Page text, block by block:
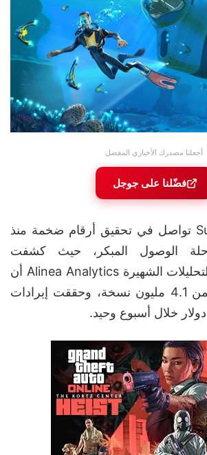
أجعلنا مصدرك الأخباري المفضل
فضّلنا على جوجل
لعبة Subnautica 2 تواصل في تحقيق أرقام ضخمة منذ
الوصول المبكر، حيث كشفت
احصائيات شركة التحليلات الشهيرة Alinea Analytics أن
اللعبة باعت أكثر من 4.1 مليون نسخة، وحققت إيرادات